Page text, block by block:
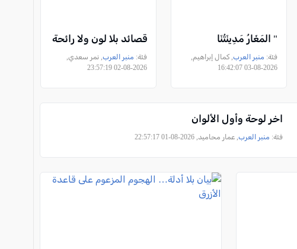
" المَغَارُ مَدِينَتُنَا
فئة: منبر العرب, كمال إبراهيم,
2026-08-03 16:42:07
قصائد بلا لون ولا رائحة
فئة: منبر العرب, نمر سعدي,
2026-08-02 23:57:19
اخر لوحة وأول الألوان
فئة: منبر العرب, عمار محاميد, 2026-08-01 22:57:17